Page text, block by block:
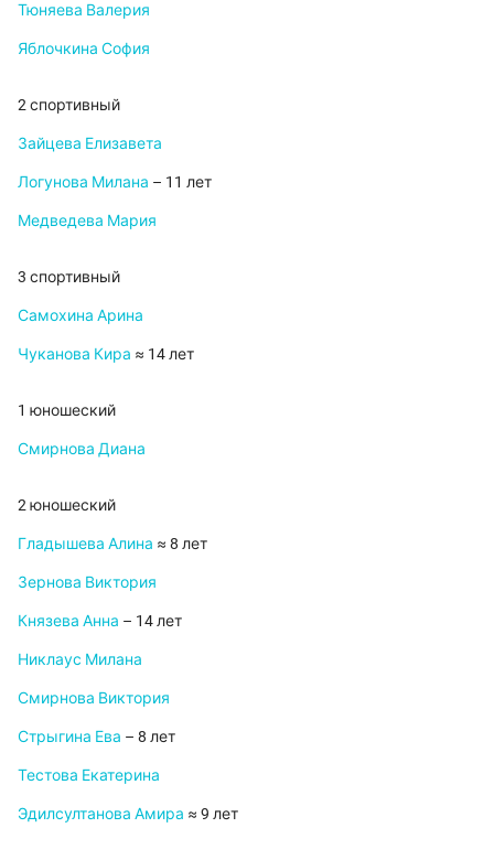
Тюняева Валерия
Яблочкина София
2 спортивный
Зайцева Елизавета
Логунова Милана – 11 лет
Медведева Мария
3 спортивный
Самохина Арина
Чуканова Кира ≈ 14 лет
1 юношеский
Смирнова Диана
2 юношеский
Гладышева Алина ≈ 8 лет
Зернова Виктория
Князева Анна – 14 лет
Никлаус Милана
Смирнова Виктория
Стрыгина Ева – 8 лет
Тестова Екатерина
Эдилсултанова Амира ≈ 9 лет